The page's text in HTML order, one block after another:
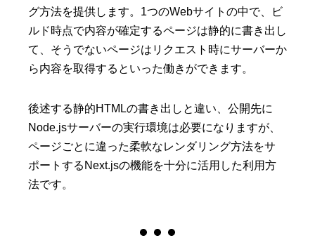
グ方法を提供します。1つのWebサイトの中で、ビ
ルド時点で内容が確定するページは静的に書き出し
て、そうでないページはリクエスト時にサーバーか
ら内容を取得するといった働きができます。
後述する静的HTMLの書き出しと違い、公開先に
Node.jsサーバーの実行環境は必要になりますが、
ページごとに違った柔軟なレンダリング方法をサ
ポートするNext.jsの機能を十分に活用した利用方
法です。